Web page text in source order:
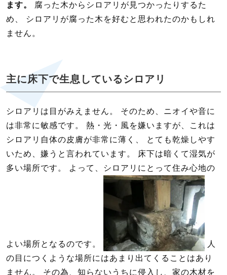
ます。
腐った木からシロアリが見つかったりするた
め、 シロアリが腐った木を好むと思われたのかもしれ
ません。
主に床下で生息しているシロアリ
シロアリは目がみえません。 そのため、ニオイや音に
は非常に敏感です。 熱・光・風を嫌いますが、これは
シロアリ自体の皮膚が非常に薄く、 とても乾燥しやす
いため、嫌うと言われています。 床下は暗くて湿気が
多い場所です。 よって、シロアリにとって住み心地の
よい場所となるのです。
人
の目につくような場所にはあまり出てくることはあり
ません。 その為、知らないうちに侵入し、家の木材を